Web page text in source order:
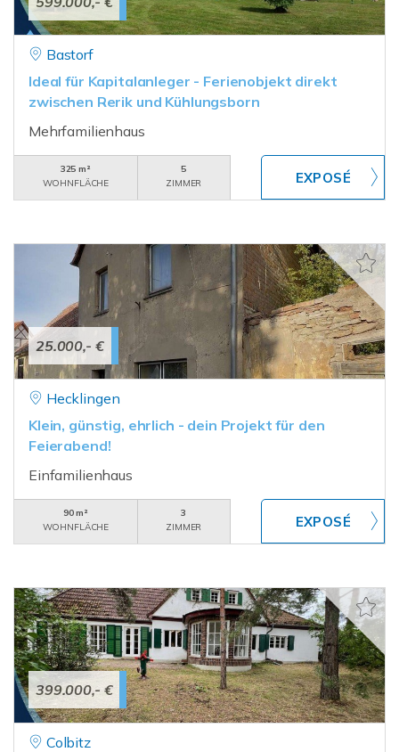
Bastorf
Ideal für Kapitalanleger - Ferienobjekt direkt
zwischen Rerik und Kühlungsborn
Mehrfamilienhaus
325 m²
WOHNFLÄCHE
5
ZIMMER
25.000,- €
Hecklingen
Klein, günstig, ehrlich - dein Projekt für den
Feierabend!
Einfamilienhaus
90 m²
WOHNFLÄCHE
3
ZIMMER
399.000,- €
Colbitz